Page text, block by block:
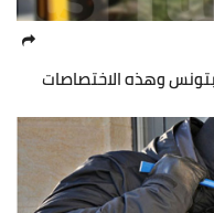
وهذه الاختصاصات